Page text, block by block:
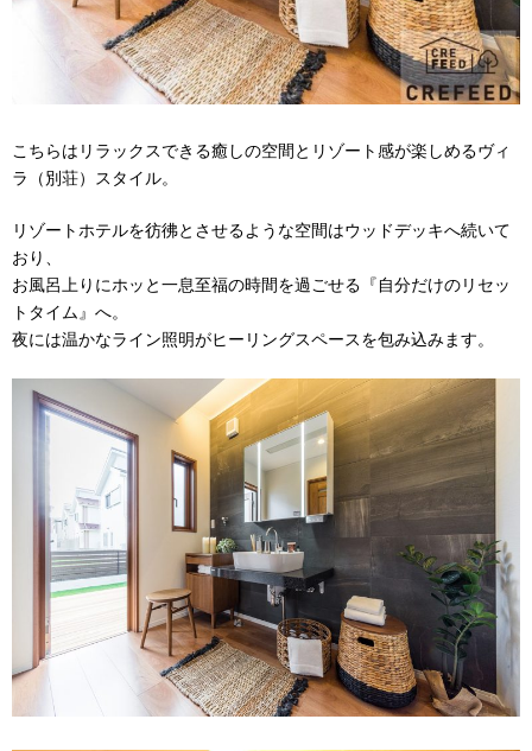
こちらはリラックスできる癒しの空間とリゾート感が楽しめるヴィ
ラ（別荘）スタイル。
リゾートホテルを彷彿とさせるような空間はウッドデッキへ続いて
おり、
お風呂上りにホッと一息至福の時間を過ごせる『自分だけのリセッ
トタイム』へ。
夜には温かなライン照明がヒーリングスペースを包み込みます。